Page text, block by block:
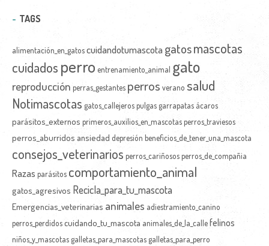
TAGS
alimentación_en_gatoscuidandotumascota gatosmascotas
cuidados perro entrenamiento_animal gato
reproducción perras_gestantes perros verano salud
Notimascotas gatos_callejeros pulgas garrapatas ácaros
parásitos_externos primeros_auxilios_en_mascotasperros_traviesos
perros_aburridos ansiedad depresión beneficios_de_tener_una_mascota
consejos_veterinarios perros_cariñosos perros_de_compañia
Razas parásitos comportamiento_animal
gatos_agresivos Recicla_para_tu_mascota
Emergencias_veterinarias animales adiestramiento_canino
perros_perdidoscuidando_tu_mascota animales_de_la_callefelinos
niños_y_mascotas galletas_para_mascotas galletas_para_perro